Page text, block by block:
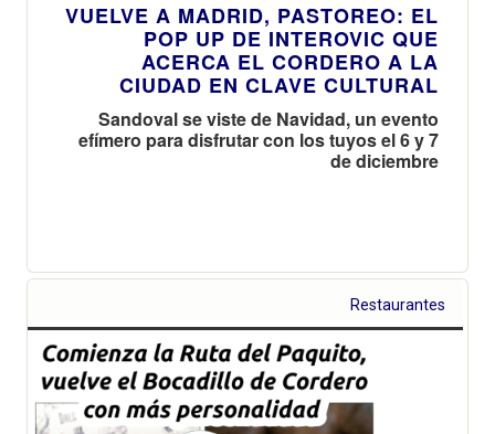
VUELVE A MADRID, PASTOREO: EL
POP UP DE INTEROVIC QUE
ACERCA EL CORDERO A LA
CIUDAD EN CLAVE CULTURAL
Sandoval se viste de Navidad, un evento
efímero para disfrutar con los tuyos el 6 y 7
de diciembre
Restaurantes